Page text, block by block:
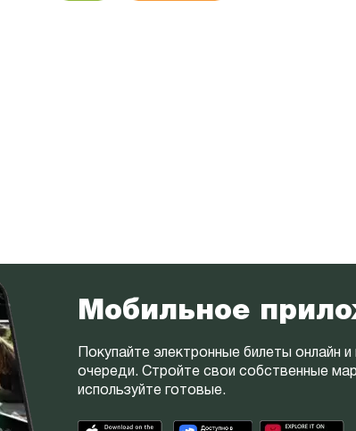
Мобильное
Покупайте электронные билеты онлайн и
очереди. Стройте свои собственные
используйте готовые.